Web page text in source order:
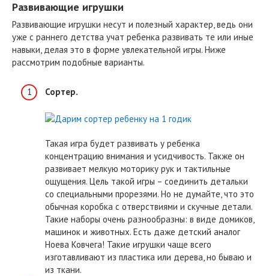
Развивающие игрушки
Развивающие игрушки несут и полезный характер, ведь они
уже с раннего детства учат ребенка развивать те или иные
навыки, делая это в форме увлекательной игры. Ниже
рассмотрим подобные варианты.
Сортер.
Такая игра будет развивать у ребенка
концентрацию внимания и усидчивость. Также он
развивает мелкую моторику рук и тактильные
ощущения. Цель такой игры – соединить детальки
со специальными прорезями. Но не думайте, что это
обычная коробка с отверствиями и скучные детали.
Такие наборы очень разнообразны: в виде домиков,
машинок и животных. Есть даже детский аналог
Ноева Ковчега! Такие игрушки чаще всего
изготавливают из пластика или дерева, но бываю и
из ткани.